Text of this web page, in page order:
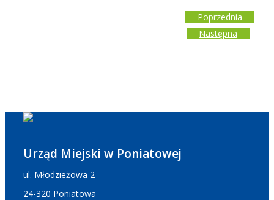
Poprzednia
Następna
Urząd Miejski w Poniatowej
ul. Młodzieżowa 2
24-320 Poniatowa